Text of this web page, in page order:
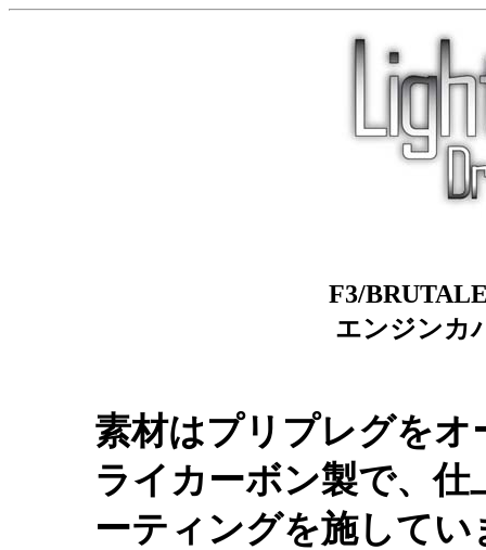
F3/
エンジンカ
素材はプリプレグを
ライカーボン製で、
ーティングを施して